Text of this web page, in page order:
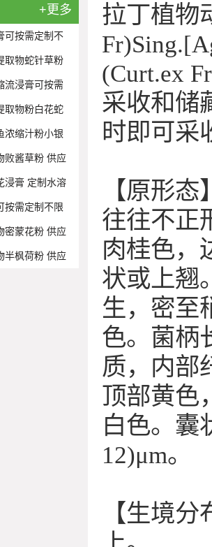
+更多
可按需定制不
取物蛇针草粉
缩原液
流浸膏可按需
取物粉白花蛇
浓缩汁粉小银
败酱草粉 供应
原液
浸膏 定制水溶
按需定制不限
密蒙花粉 供应
液
半枫荷粉 供应
拉丁植物
(Curt.ex
采收和储
时即可采
【原形
往往不正
肉桂色，
状或上翘
生，密至
色。菌柄
质，内部
顶部黄色
白色。囊
12)μm。
【生境